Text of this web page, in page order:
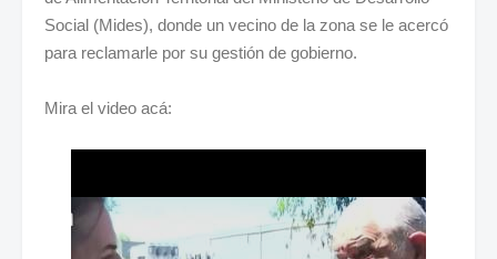
Social (Mides), donde un vecino de la zona se le acercó
para reclamarle por su gestión de gobierno.
Mira el video acá: